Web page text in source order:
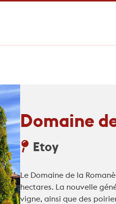
Domaine
Etoy
Le Domaine de la
hectares. La nouvelle
vigne, ainsi que des